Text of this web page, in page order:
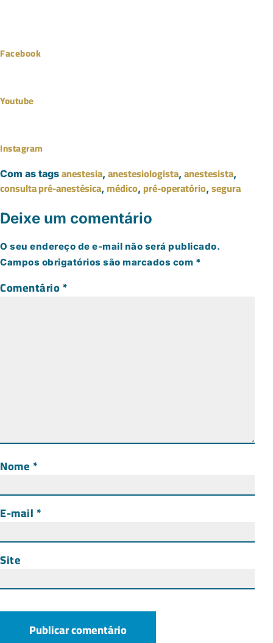
Facebook
Youtube
Instagram
Com as tags anestesia, anestesiologista, anestesista,
consulta pré-anestésica, médico, pré-operatório, segura
Deixe um comentário
O seu endereço de e-mail não será publicado.
Campos obrigatórios são marcados com *
Comentário*
Nome*
E-mail*
Site